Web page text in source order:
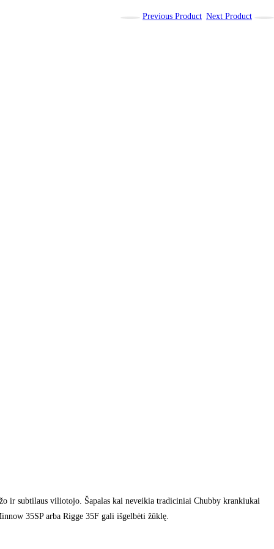
Previous Product Next Product
ir subtilaus viliotojo. Šapalas kai neveikia tradiciniai Chubby krankiukai
35SP arba Rigge 35F gali išgelbėti žūklę.